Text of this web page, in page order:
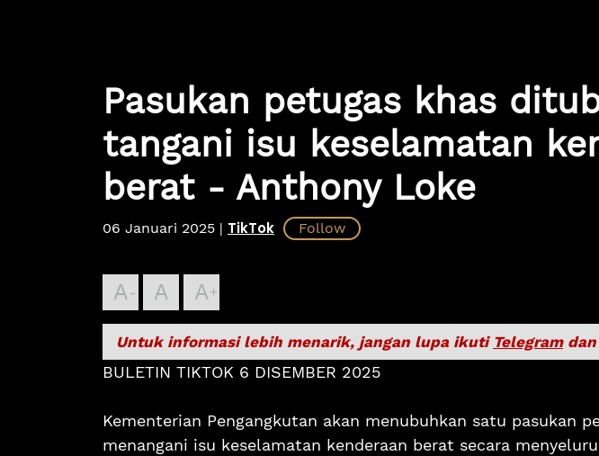
Pasukan petugas khas
tangani isu keselamatan
berat - Anthony Loke
06 Januari 2025 | TikTok
A A A
Untuk informasi lebih menarik, jangan lupa ikuti Telegramdan
BULETIN TIKTOK 6 DISEMBER 2025
Kementerian Pengangkutan akan menubuhkan satu pasukan
menangani isu keselamatan kenderaan berat secara